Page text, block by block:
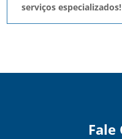
serviços especializados!
Fale